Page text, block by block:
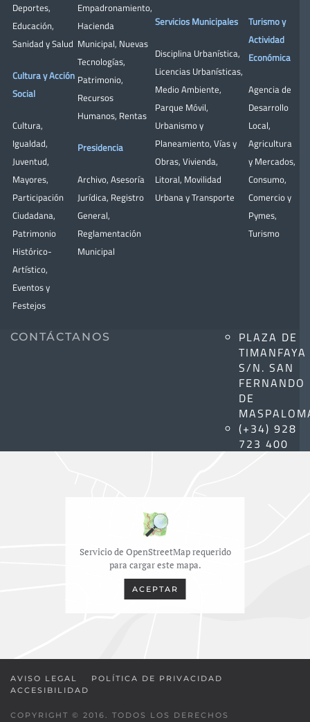
Deportes,
Educación,
Sanidad y Salud
Cultura y Acción
Social
Cultura,
Igualdad,
Juventud,
Mayores,
Participación
Ciudadana,
Patrimonio
Histórico-
Artístico,
Eventos y
Festejos
Empadronamiento,
Hacienda
Municipal, Nuevas
Tecnologías,
Patrimonio,
Recursos
Humanos, Rentas
Presidencia
Archivo, Asesoría
Jurídica, Registro
General,
Reglamentación
Municipal
Servicios Municipales
Disciplina Urbanística,
Licencias Urbanísticas,
Medio Ambiente,
Parque Móvil,
Urbanismo y
Planeamiento, Vías y
Obras, Vivienda,
Litoral, Movilidad
Urbana y Transporte
Turismo y
Actividad
Económica
Agencia de
Desarrollo
Local,
Agricultura
y Mercados,
Consumo,
Comercio y
Pymes,
Turismo
CONTÁCTANOS
PLAZA DE
TIMANFAYA
S/N. SAN
FERNANDO
DE
(+34) 928
723 400
Servicio de OpenStreetMap requerido
para cargar este mapa.
ACEPTAR
AVISO LEGAL
POLÍTICA DE PRIVACIDAD
ACCESIBILIDAD
COPYRIGHT © 2016. TODOS LOS DERECHOS